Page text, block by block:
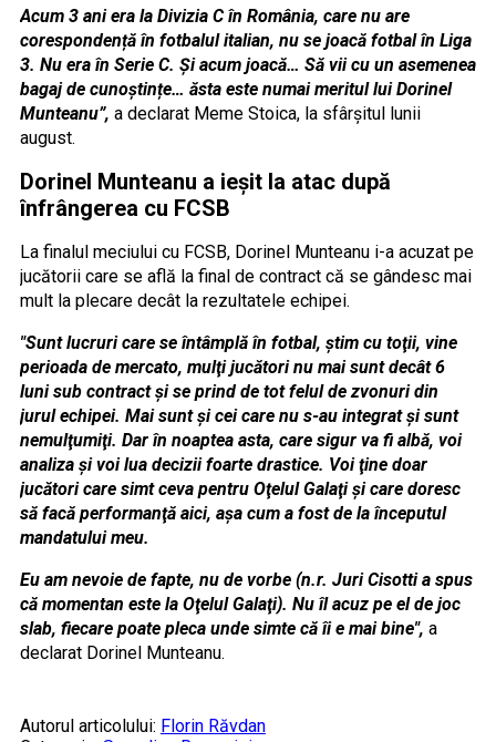
Acum 3 ani era la Divizia C în România, care nu are
corespondență în fotbalul italian, nu se joacă fotbal în Liga
3. Nu era în Serie C. Și acum joacă… Să vii cu un asemenea
bagaj de cunoștințe… ăsta este numai meritul lui Dorinel
Munteanu”, a declarat Meme Stoica, la sfârşitul lunii
august.
Dorinel Munteanu a ieşit la atac după
înfrângerea cu FCSB
La finalul meciului cu FCSB, Dorinel Munteanu i-a acuzat pe
jucătorii care se află la final de contract că se gândesc mai
mult la plecare decât la rezultatele echipei.
"Sunt lucruri care se întâmplă în fotbal, ştim cu toţii, vine
perioada de mercato, mulţi jucători nu mai sunt decât 6
luni sub contract şi se prind de tot felul de zvonuri din
jurul echipei. Mai sunt şi cei care nu s-au integrat şi sunt
nemulţumiţi. Dar în noaptea asta, care sigur va fi albă, voi
analiza şi voi lua decizii foarte drastice. Voi ţine doar
jucători care simt ceva pentru Oţelul Galaţi şi care doresc
să facă performanţă aici, aşa cum a fost de la începutul
mandatului meu.
Eu am nevoie de fapte, nu de vorbe (n.r. Juri Cisotti a spus
că momentan este la Oţelul Galaţi). Nu îl acuz pe el de joc
slab, fiecare poate pleca unde simte că îi e mai bine", a
declarat Dorinel Munteanu.
Autorul articolului: Florin Răvdan